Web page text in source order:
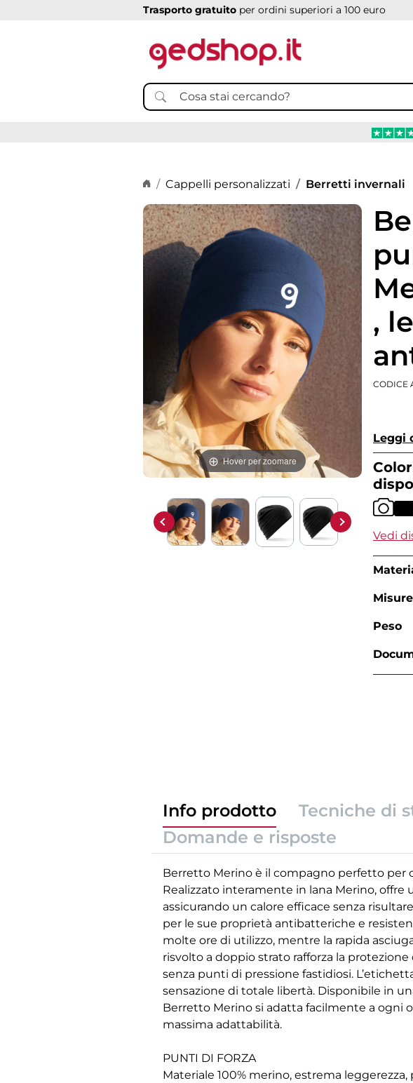
Trasporto gratuito per ordini superiori a 100 euro
Home page
Cappelli personalizzati Berretti invernali
Hover per zoomare
,
CODICE
Leggi
Vedi
Misure
Peso
Info prodotto Tecniche di
Domande e risposte
Berretto Merino è il compagno perfetto per
Realizzato interamente in lana Merino,
assicurando un calore efficace senza
per le sue proprietà antibatteriche e
molte ore di utilizzo, mentre la rapida
risvolto a doppio strato rafforza la
senza punti di pressione fastidiosi.
sensazione di totale libertà. Disponibile in
Berretto Merino si adatta facilmente a ogni
massima adattabilità.
PUNTI DI FORZA
Materiale 100% merino, estrema